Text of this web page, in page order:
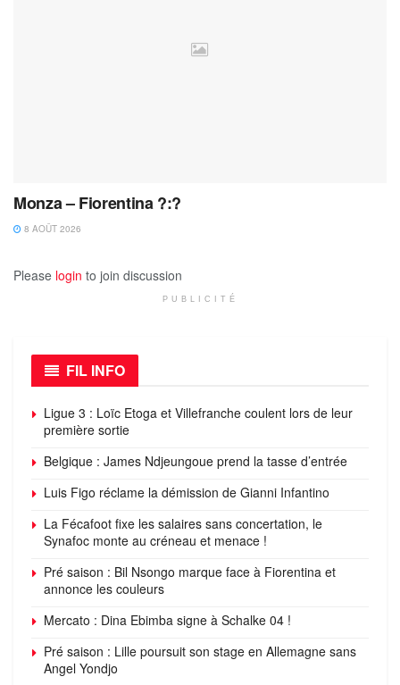
Monza – Fiorentina ?:?
8 AOÛT 2026
Please login to join discussion
PUBLICITÉ
FIL INFO
Ligue 3 : Loïc Etoga et Villefranche coulent lors de leur
première sortie
Belgique : James Ndjeungoue prend la tasse d’entrée
Luis Figo réclame la démission de Gianni Infantino
La Fécafoot fixe les salaires sans concertation, le
Synafoc monte au créneau et menace !
Pré saison : Bil Nsongo marque face à Fiorentina et
annonce les couleurs
Mercato : Dina Ebimba signe à Schalke 04 !
Pré saison : Lille poursuit son stage en Allemagne sans
Angel Yondjo